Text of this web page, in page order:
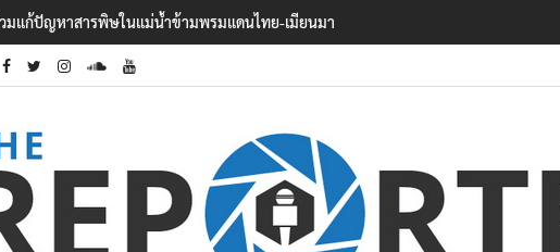
ทพศิรินทร์ นนทบุรี บาดเจ็บอย่างน้อย 15 เสียชีวิตแล้ว 5